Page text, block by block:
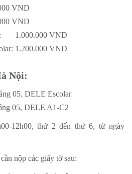
VND
VND
1.000.000 VND
1.200.000 VND
Nội:
05, DELE Escolar
DELE A1-C2
12h00, thứ 2 đến thứ 6, từ ngày
nộp các giấy tờ sau: